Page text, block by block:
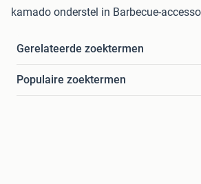
kamado onderstel in Barbecue-
Gerelateerde zoektermen
Populaire zoektermen